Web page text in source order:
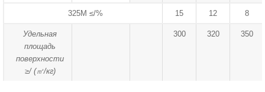
325M ≤/% 15 12 8
Удельная
площадь
поверхности
≥/ (㎡/кг)
300 320 350